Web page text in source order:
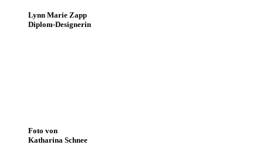
Lynn Marie Zapp
Diplom-Designerin
Foto von
Katharina Schnee